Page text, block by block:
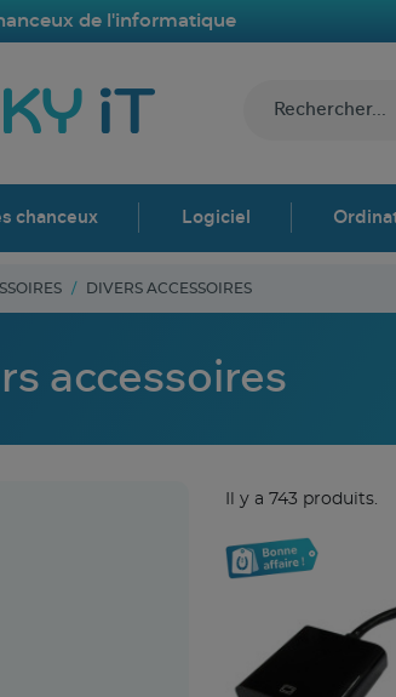
de l'informatique
chanceux Logiciel
DIVERS ACCESSOIRES
accessoires
Il y a 743 produits.